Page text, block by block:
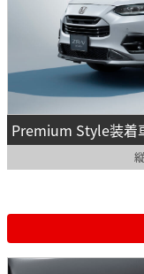
Premium Style装着